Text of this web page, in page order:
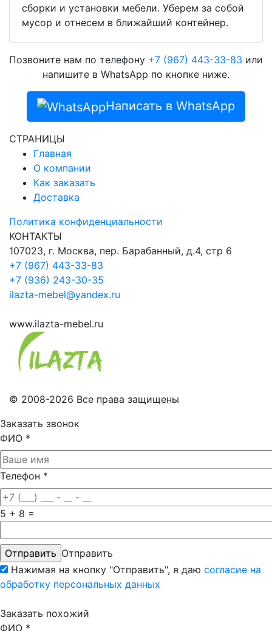
сборки и установки мебели. Уберем за собой
мусор и отнесем в ближайший контейнер.
Позвоните нам по телефону +7 (967) 443-33-83 или
напишите в WhatsApp по кнопке ниже.
Написать в WhatsApp
СТРАНИЦЫ
Главная
О компании
Как заказать
Доставка
Политика конфиденциальности
КОНТАКТЫ
107023, г. Москва, пер. Барабанный, д.4, стр 6
+7 (967) 443-33-83
+7 (936) 243-30-35
ilazta-mebel@yandex.ru
www.ilazta-mebel.ru
© 2008-2026 Все права защищены
Заказать звонок
ФИО *
Телефон *
5 + 8 =
Отправить
Нажимая на кнопку "Отправить", я даю согласие на
обработку персональных данных
Заказать похожий
ФИО *